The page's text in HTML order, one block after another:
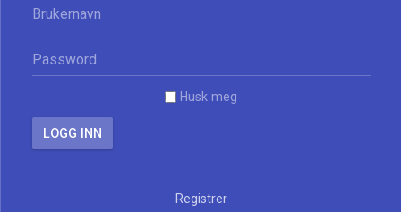
Husk meg
Registrer